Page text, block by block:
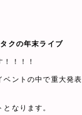
クの年末ライブ
！！！
ントの中で重大発
なります。